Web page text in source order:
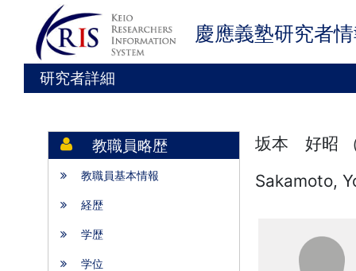
慶應義塾研究者
研究者詳細
教職員略歴
教職員基本情報
経歴
学歴
学位
坂本 好昭
Sakamoto,